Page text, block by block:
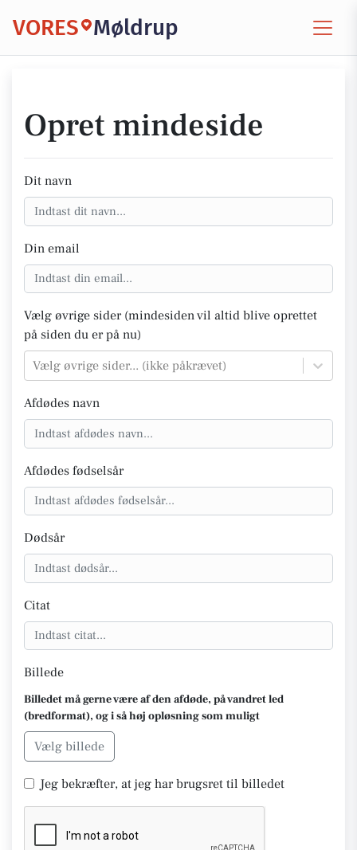
VORES Møldrup
Opret mindeside
Dit navn
Din email
Vælg øvrige sider (mindesiden vil altid blive oprettet
på siden du er på nu)
Vælg øvrige sider... (ikke påkrævet)
Afdødes navn
Afdødes fødselsår
Dødsår
Citat
Billede
Billedet må gerne være af den afdøde, på vandret led
(bredformat), og i så høj opløsning som muligt
Vælg billede
Jeg bekræfter, at jeg har brugsret til billedet